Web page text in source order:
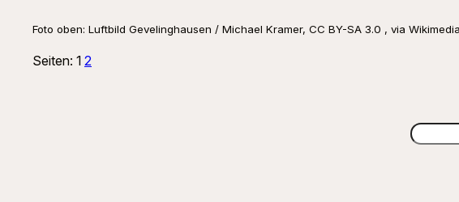
Foto oben: Luftbild Gevelinghausen / Michael Kramer, CC BY-SA 3.0 , via
Seiten: 1 2